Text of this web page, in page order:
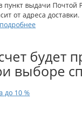
пункт выдачи Почтой
от адреса доставки.
будет
выборе
до 10 %